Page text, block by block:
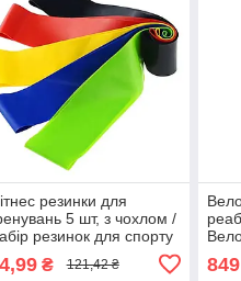
резинки для
5 шт, з чохлом /
резинок для спорту
Стрічки еспандери для
₴ 121,42 ₴ 849